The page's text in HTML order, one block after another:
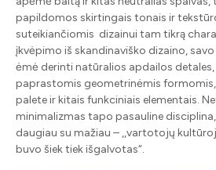
papildomos skirtingais tonais ir
suteikiančiomis dizainui tam tikrą
įkvėpimo iš skandinaviško dizaino,
ėmė derinti natūralios apdailos detales,
paprastomis geometrinėmis
palete ir kitais funkciniais elementais.
minimalizmas tapo pasauline
daugiau su mažiau – ,,vartotojų
buvo šiek tiek išgalvotas“.